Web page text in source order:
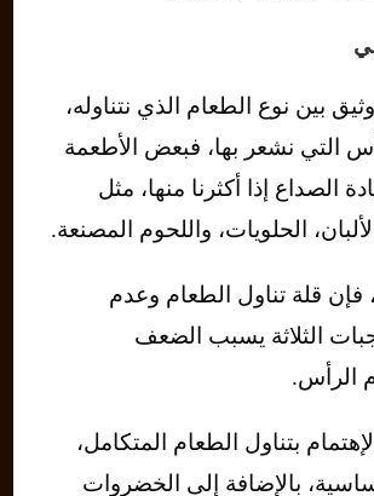
بين نوع الطعام الذي نتناوله،
التي نشعر بها، فبعض الأطعمة
الصداع إذا أكثرنا منها، مثل
الحلويات، واللحوم المصنعة.
فإن قلة تناول الطعام وعدم
الثلاثة يسبب الضعف
الرأس.
بتناول الطعام المتكامل،
بالإضافة إلى الخضروات